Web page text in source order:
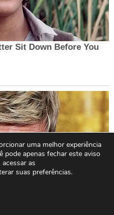
uma melhor experiência
pode apenas fechar este aviso
as
suas preferências.